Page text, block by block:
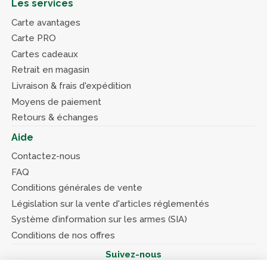
Les services
Carte avantages
Carte PRO
Cartes cadeaux
Retrait en magasin
Livraison & frais d'expédition
Moyens de paiement
Retours & échanges
Aide
Contactez-nous
FAQ
Conditions générales de vente
Législation sur la vente d'articles réglementés
Système d’information sur les armes (SIA)
Conditions de nos offres
Suivez-nous